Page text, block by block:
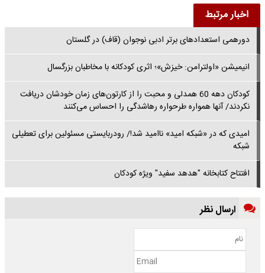
اخبار مرتبط
دورهمی استعدادهای برتر ادبی نوجوان (قاف) در گلستان
انیمیشن «اولترامن: خیزش»؛ اثری کودکانه با مخاطبان بزرگسال
کودکان دهه 60 همدلی و محبت را از کارتون‌های زمان خودشان دریافت
نکردند/ آنها همواره طرحواره رهاشدگی را احساس می‌کنند
امیدی که در «شبکه امید» ناامید شد!/ رودربایستی مسئولین برای تعطیلی
شبکه
افتتاح کتابخانه "هدهد سفید" ویژه کودکان
ارسال نظر